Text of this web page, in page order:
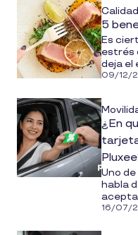
5
Es
estrés
deja el
09/12/
¿En
Uno
habla
16/07/